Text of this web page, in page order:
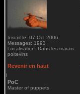
Inscrit le: 07 Oct 2006
Messages: 1993
Localisation: Dans les marais
poitevins
Revenir en haut
PoC
Master of puppets